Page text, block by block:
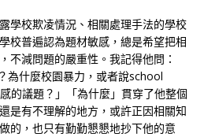
學校欺凌情況、相關處理手法的學校
校普遍認為題材敏感，總是希望把相
不減問題的嚴重性。我記得他問：
為什麼校園暴力，或者說school
的議題？」「為什麼」貫穿了他整個
是有不理解的地方，或許正因相關知
的，也只有勤勤懇懇地抄下他的意